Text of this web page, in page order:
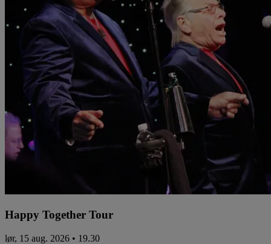
Happy Together Tour
lør, 15 aug. 2026 • 19.30